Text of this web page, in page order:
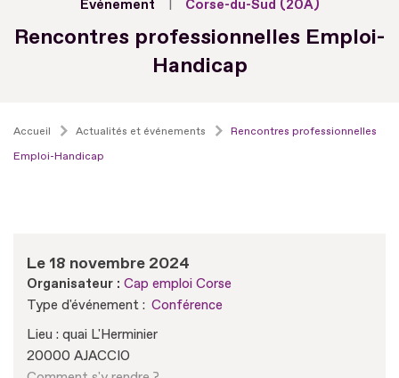
Evénement Corse-du-Sud (20A)
Rencontres professionnelles Emploi-
Handicap
Accueil Actualités et événements
Rencontres professionnelles
Emploi-Handicap
Le 18 novembre 2024
Organisateur : Cap emploi Corse
Type d'événement : Conférence
Lieu : quai L'Herminier
20000 AJACCIO